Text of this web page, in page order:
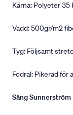
Kärna: Polyeter 35
Vadd: 500gr/m2
Tyg: Följsamt
Fodral: Pikerad för
Säng Sunnerström